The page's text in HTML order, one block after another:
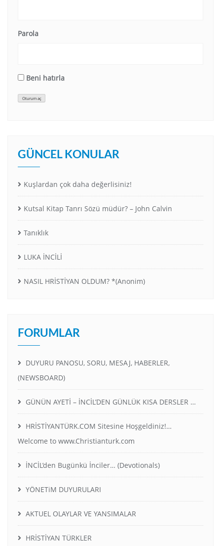
Parola
Beni hatırla
Oturum aç
GÜNCEL KONULAR
Kuşlardan çok daha değerlisiniz!
Kutsal Kitap Tanrı Sözü müdür? – John Calvin
Tanıklık
LUKA İNCİLİ
NASIL HRİSTİYAN OLDUM? *(Anonim)
FORUMLAR
DUYURU PANOSU, SORU, MESAJ, HABERLER,
(NEWSBOARD)
GÜNÜN AYETİ – İNCİL’DEN GÜNLÜK KISA DERSLER …
HRİSTİYANTÜRK.COM Sitesine Hoşgeldiniz!…
Welcome to www.Christianturk.com
İNCİL’den Bugünkü İnciler… (Devotionals)
YÖNETiM DUYURULARI
AKTUEL OLAYLAR VE YANSIMALAR
HRİSTİYAN TÜRKLER